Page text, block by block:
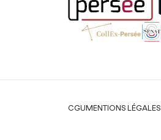
Légal
CGUMENTIONS LÉGALES